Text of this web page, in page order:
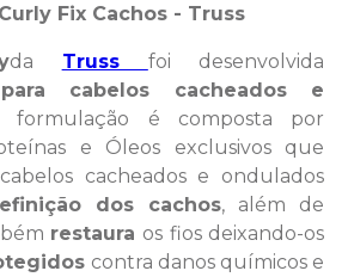
Fix Cachos - Truss
da Truss foi desenvolvida
para cabelos cacheados e
formulação é composta por
e Óleos exclusivos que
cacheados e ondulados
dos cachos, além de
restaura os fios deixando-os
contra danos químicos e